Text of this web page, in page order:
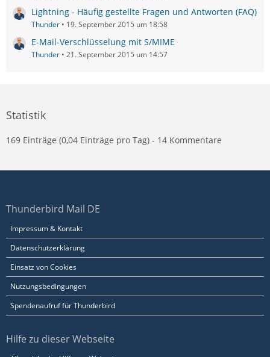
Lightning - Häufig gestellte Fragen und Antworten (FAQ)
Thunder 19. September 2015 um 18:58
E-Mail-Verschlüsselung mit S/MIME
Thunder 21. September 2015 um 14:57
Statistik
169 Einträge (0,04 Einträge pro Tag) - 14 Kommentare
Thunderbird Mail DE
Impressum & Kontakt
Datenschutzerklärung
Einsatz von Cookies
Nutzungsbedingungen
Spendenaufruf für Thunderbird
Hilfe zu dieser Webseite